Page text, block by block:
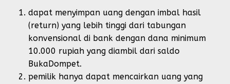
dapat menyimpan uang dengan imbal hasil
(return) yang lebih tinggi dari tabungan
konvensional di bank dengan dana minimum
10.000 rupiah yang diambil dari saldo
BukaDompet.
pemilik hanya dapat mencairkan uang yang